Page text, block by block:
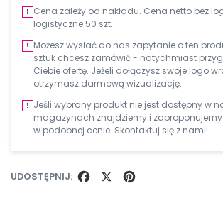
Cena zależy od nakładu. Cena netto bez
logistyczne 50 szt.
Możesz wysłać do nas zapytanie o ten
sztuk chcesz zamówić - natychmiast
Ciebie ofertę. Jeżeli dołączysz swoje logo
otrzymasz darmową wizualizację.
Jeśli wybrany produkt nie jest dostępny w
magazynach znajdziemy i
w podobnej cenie. Skontaktuj się z nami!
UDOSTĘPNIJ: